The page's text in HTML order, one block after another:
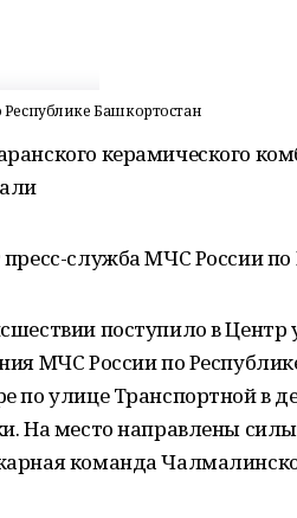
Башкортостан
керамического
служба МЧС России по
поступило в Центр
МЧС России по
по улице Транспортной в
На место направлены
команда